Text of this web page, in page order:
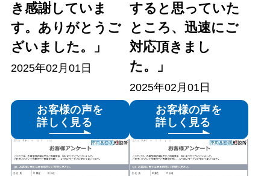
き感謝していま
す。ありがとうご
ざいました。」
2025年02月01日
お客様の声を
詳しく見る
すると思っていた
ところ、迅速にご
対応頂きまし
た。」
2025年02月01日
お客様の声を
詳しく見る